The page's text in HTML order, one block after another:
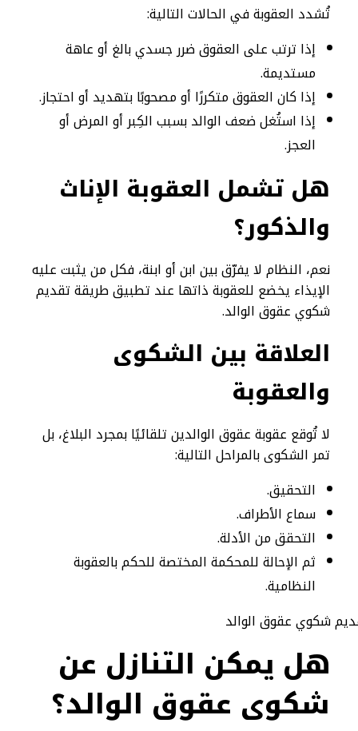
تُشدد العقوبة في الحالات التالية:
إذا ترتب على العقوق ضرر جسدي بالغ أو عاهة
مستديمة.
إذا كان العقوق متكررًا أو مصحوبًا بتهديد أو احتجاز.
إذا استُغل ضعف الوالد بسبب الكِبر أو المرض أو
العجز.
هل تشمل العقوبة الإناث
والذكور؟
نعم، النظام لا يفرّق بين ابن أو ابنة، فكل من يثبت عليه
الإيذاء يخضع للعقوبة ذاتها عند تطبيق طريقة تقديم
شكوي عقوق الوالد.
العلاقة بين الشكوى
والعقوبة
لا تُوقع عقوبة عقوق الوالدين تلقائيًا بمجرد البلاغ، بل
تمر الشكوى بالمراحل التالية:
التحقيق.
سماع الأطراف.
التحقق من الأدلة.
ثم الإحالة للمحكمة المختصة للحكم بالعقوبة
النظامية.
هل يمكن التنازل عن
شكوى عقوق الوالد؟